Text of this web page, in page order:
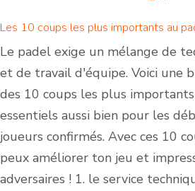
Les 10 coups les plus importants au
Le padel exige un mélange de
et de travail d'équipe. Voici une
des 10 coups les plus
essentiels aussi bien pour les
joueurs confirmés. Avec ces 10
peux améliorer ton jeu et
adversaires ! 1. le service